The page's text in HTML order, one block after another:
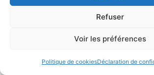
Refuser
Voir les préférences
Politique de cookiesDéclaration de
Mentions légales
Conditions générales de